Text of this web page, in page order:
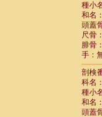
種小
和名
頭蓋
尺骨
腓骨
手：
剖検
科名
種小
和名
頭蓋